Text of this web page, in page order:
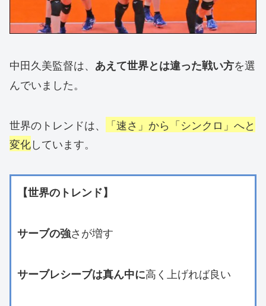
中田久美監督は、 あえて世界とは違った戦い方を選
んでいました。
世界のトレンドは、
「速さ」から「シンクロ」へと
変化しています。
【世界のトレンド】
サーブの強さが増す
サーブレシーブは真ん中に高く上げれば良い